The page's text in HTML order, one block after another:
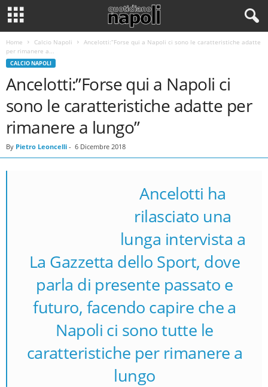
Home Calcio Napoli
Ancelotti:”Forse qui a Napoli ci sono le caratteristiche adatte
per rimanere a...
CALCIO NAPOLI
Ancelotti:”Forse qui a Napoli ci
sono le caratteristiche adatte per
rimanere a lungo”
By Pietro Leoncelli - 6 Dicembre 2018
Ancelotti ha
rilasciato una
lunga intervista a
La Gazzetta dello Sport, dove
parla di presente passato e
futuro, facendo capire che a
Napoli ci sono tutte le
caratteristiche per rimanere a
lungo